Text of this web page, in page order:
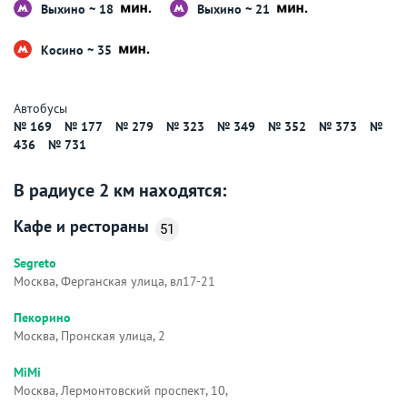
Выхино ~ 18 Выхино ~ 21
Косино ~ 35
Автобусы
№ 169
№ 177 № 279 № 323 № 349 № 352 № 373
№
436
№ 731
В радиусе 2 км находятся:
Кафе и рестораны 51
Segreto
Москва, Ферганская улица, вл17-21
Пекорино
Москва, Пронская улица, 2
MiMi
Москва, Лермонтовский проспект, 10,